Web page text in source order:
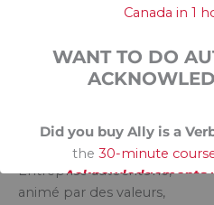
Canada in 1
WANT TO DO
Did you buy Ally is a
the 30-minute
Acknowledgements
Pourquoi choisir l'IRG
Entreprise autochtone,
animé par des valeurs,